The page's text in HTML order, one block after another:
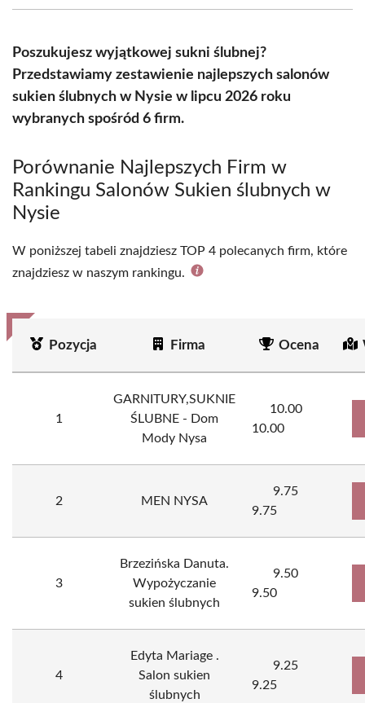
(Twitter)
Poszukujesz wyjątkowej sukni ślubnej?
Przedstawiamy zestawienie najlepszych salonów
sukien ślubnych w Nysie w lipcu 2026 roku
wybranych spośród 6 firm.
Porównanie Najlepszych Firm w
Rankingu Salonów Sukien ślubnych w
Nysie
W poniższej tabeli znajdziesz TOP 4 polecanych firm, które
znajdziesz w naszym rankingu.
Pozycja Firma Ocena
1
GARNITURY,SUKNIE
ŚLUBNE - Dom
Mody Nysa
10.00
10.00
2 MEN NYSA
9.75
9.75
3
Brzezińska Danuta.
Wypożyczanie
sukien ślubnych
9.50
9.50
4
Edyta Mariage .
Salon sukien
ślubnych
9.25
9.25